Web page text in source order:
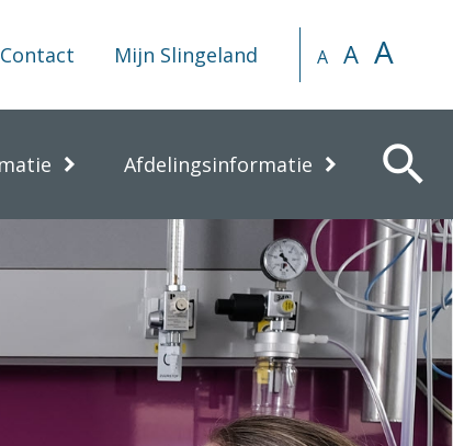
Contact Mijn Slingeland A A A
Afdelingsinformatie search